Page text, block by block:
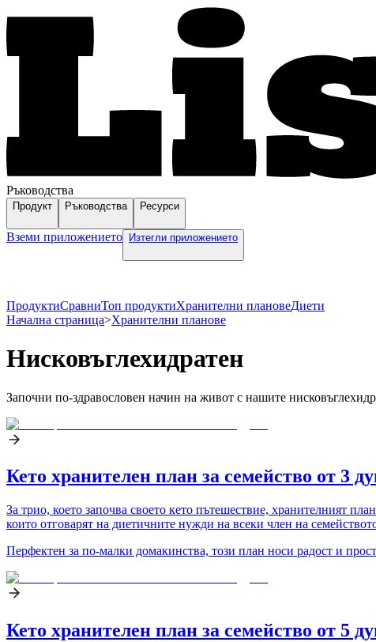
Ръководства
Продукт Ръководства Ресурси
Вземи приложението Изтегли приложението
ПродуктиСравниТоп продуктиХранителни плановеДиети
Начална страница>Хранителни планове
Hисковъглехидратен
Започни по-здравословен начин на живот с нашите
Кето хранителен план за семейство от 3
За трио, което започва своето кето пътешествие, хранителният
които отговарят на диетичните нужди на всеки член на
Перфектен за по-малки домакинства, този план носи радост и
Кето хранителен план за семейство от 5